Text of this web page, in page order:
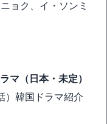
ョク、イ・ソンミ
マ（日本・未定）